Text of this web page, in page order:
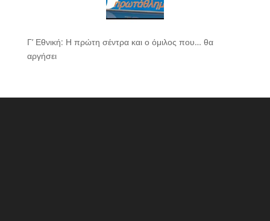
Γ’ Εθνική: Η πρώτη σέντρα και ο όμιλος που… θα
αργήσει